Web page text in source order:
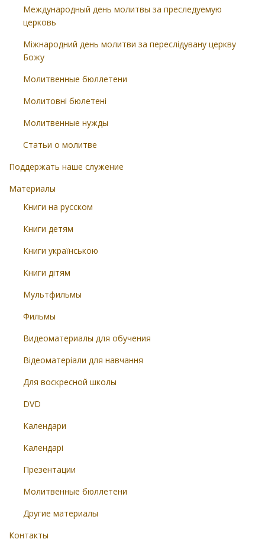
Международный день молитвы за преследуемую
церковь
Міжнародний день молитви за переслідувану церкву
Божу
Молитвенные бюллетени
Молитовні бюлетені
Молитвенные нужды
Статьи о молитве
Поддержать наше служение
Материалы
Книги на русском
Книги детям
Книги українською
Книги дітям
Мультфильмы
Фильмы
Видеоматериалы для обучения
Відеоматеріали для навчання
Для воскресной школы
DVD
Календари
Календарі
Презентации
Молитвенные бюллетени
Другие материалы
Контакты